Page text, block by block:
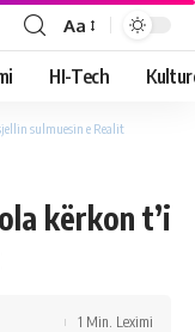
Aa
HI-Tech
sulmuesin e Realit
kërkon t’i
1 Min. Leximi